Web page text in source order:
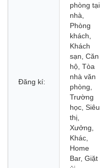
Đăng kí:
phòng tại
nhà,
Phòng
khách,
Khách
sạn, Căn
hộ, Tòa
nhà văn
phòng,
Trường
học, Siêu
thị,
Xưởng,
Khác,
Home
Bar, Giặt